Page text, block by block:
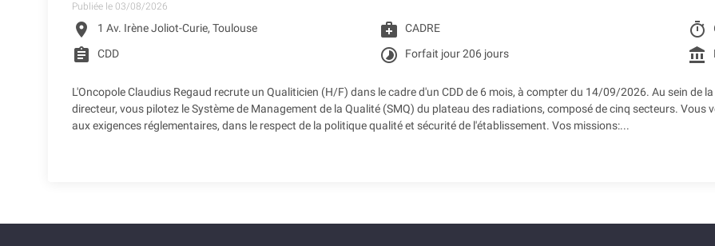
Publiée le 03/08/2026
location_on 1 Av. Irène Joliot-Curie, Toulouse medical_services CADRE timer
assignment CDD timelapse Forfait jour 206 jours account_balance
L'Oncopole Claudius Regaud recrute un Qualiticien (H/F) dans le cadre d'un CDD de 6 mois, à compter du 14/09/2026. Au sein de
directeur, vous pilotez le Système de Management de la Qualité (SMQ) du plateau des radiations, composé de cinq secteurs.
aux exigences réglementaires, dans le respect de la politique qualité et sécurité de l'établissement. Vos missions:...